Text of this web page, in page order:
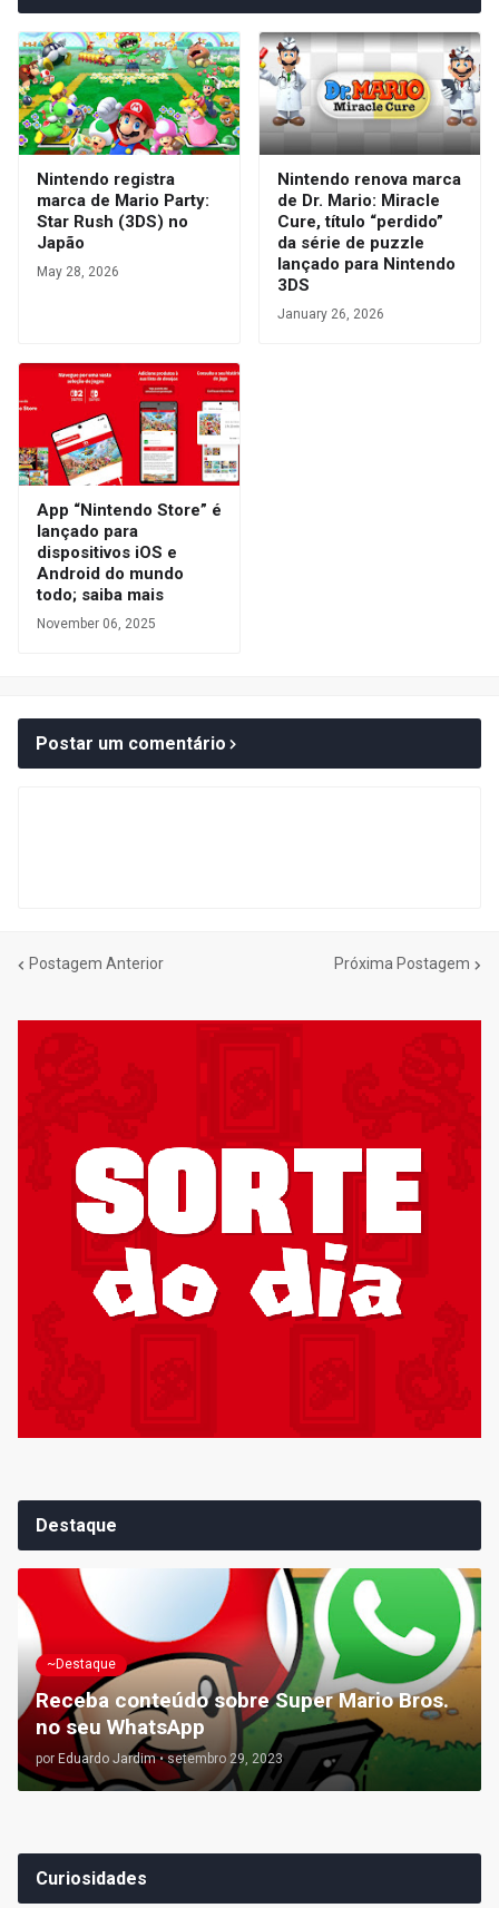
Nintendo registra
marca de Mario Party:
Star Rush (3DS) no
Japão
May 28, 2026
Nintendo renova marca
de Dr. Mario: Miracle
Cure, título “perdido”
da série de puzzle
lançado para Nintendo
3DS
January 26, 2026
App “Nintendo Store” é
lançado para
dispositivos iOS e
Android do mundo
todo; saiba mais
November 06, 2025
Postar um comentário
Postagem Anterior Próxima Postagem
Destaque
~Destaque
Receba conteúdo sobre Super Mario Bros.
no seu WhatsApp
por Eduardo Jardim • setembro 29, 2023
Curiosidades